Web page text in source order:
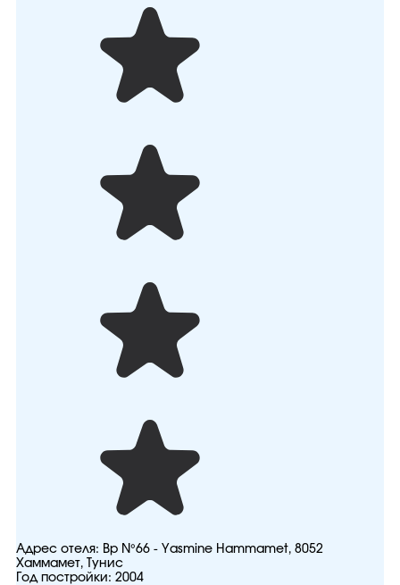
Адрес отеля: Bp N°66 - Yasmine Hammamet, 8052
Хаммамет, Тунис
Год постройки: 2004